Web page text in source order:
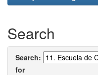
Search
Search:
for